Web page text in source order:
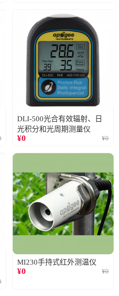
DLI-500光合有效辐射、日
光积分和光周期测量仪
¥0 ¥0
MI230手持式红外测温仪
¥0 ¥0